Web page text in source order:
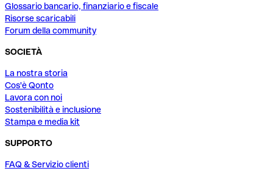
Glossario bancario, finanziario e fiscale
Risorse scaricabili
Forum della community
SOCIETÀ
La nostra storia
Cos'è Qonto
Lavora con noi
Sostenibilità e inclusione
Stampa e media kit
SUPPORTO
FAQ & Servizio clienti